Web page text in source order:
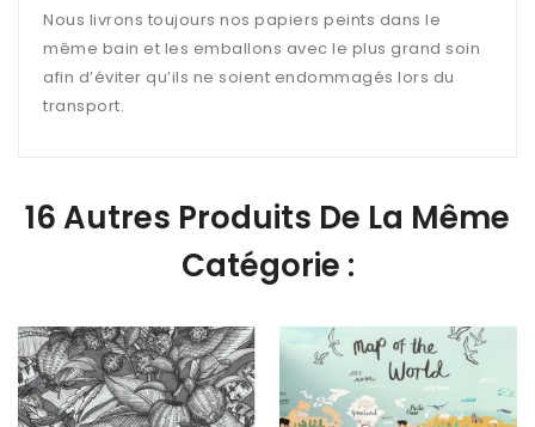
Nous livrons toujours nos papiers peints dans le
même bain et les emballons avec le plus grand soin
afin d’éviter qu’ils ne soient endommagés lors du
transport.
16 Autres Produits De La Même
Catégorie :